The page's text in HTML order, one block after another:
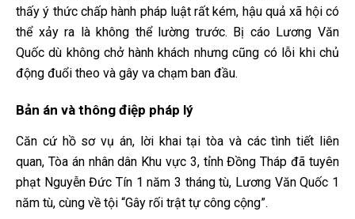
thấy ý thức chấp hành pháp luật rất kém, hậu quả xã hội có
thể xảy ra là không thể lường trước. Bị cáo Lương Văn
Quốc dù không chở hành khách nhưng cũng có lỗi khi chủ
động đuổi theo và gây va chạm ban đầu.
Bản án và thông điệp pháp lý
Căn cứ hồ sơ vụ án, lời khai tại tòa và các tình tiết liên
quan, Tòa án nhân dân Khu vực 3, tỉnh Đồng Tháp đã tuyên
phạt Nguyễn Đức Tín 1 năm 3 tháng tù, Lương Văn Quốc 1
năm tù, cùng về tội “Gây rối trật tự công cộng”.